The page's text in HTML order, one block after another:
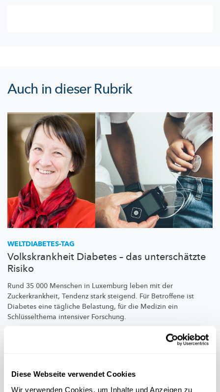
Diese Webseite verwendet Cookies
Wir verwenden Cookies, um Inhalte und Anzeigen zu
Auch in dieser Rubrik
WELTDIABETES-TAG
Volkskrankheit Diabetes – das unterschätzte
Risiko
Rund 35 000 Menschen in Luxemburg leben mit der
Zuckerkrankheit, Tendenz stark steigend. Für Betroffene ist
Diabetes eine tägliche Belastung, für die Medizin ein
Schlüsselthema intensiver Forschung.